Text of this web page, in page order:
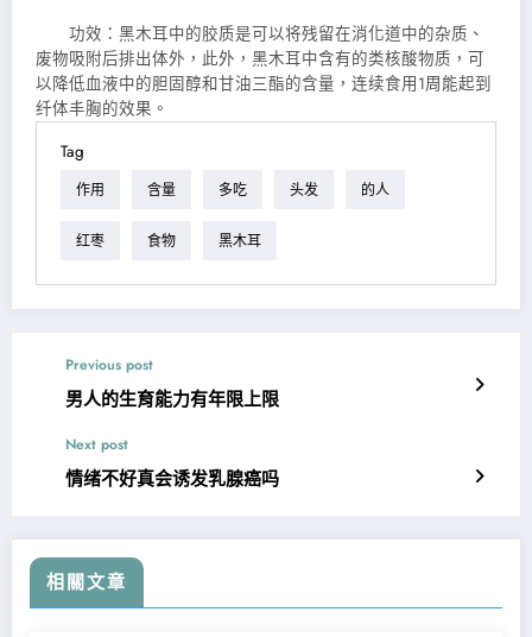
功效：黑木耳中的胶质是可以将残留在消化道中的杂质、
废物吸附后排出体外，此外，黑木耳中含有的类核酸物质，可
以降低血液中的胆固醇和甘油三酯的含量，连续食用1周能起到
纤体丰胸的效果。
Tag
作用 含量 多吃 头发 的人
红枣 食物 黑木耳
Previous post
男人的生育能力有年限上限
Next post
情绪不好真会诱发乳腺癌吗
相關文章